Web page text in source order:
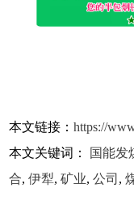
本文链接：https://
本文关键词：
国能发
合,伊犁,矿业,公司 ,